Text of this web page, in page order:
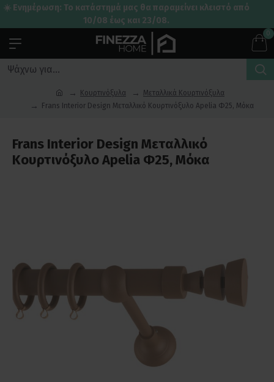
☀️ Ενημέρωση: Το κατάστημά μας θα παραμείνει κλειστό από
10/08 έως και 23/08.
0
Κουρτινόξυλα
Μεταλλικά Κουρτινόξυλα
Frans Interior Design Μεταλλικό Κουρτινόξυλο Apelia Φ25, Μόκα
Frans Interior Design Μεταλλικό
Κουρτινόξυλο Apelia Φ25, Μόκα